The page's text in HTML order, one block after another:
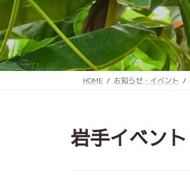
HOME お知らせ・イベント
岩手イベント